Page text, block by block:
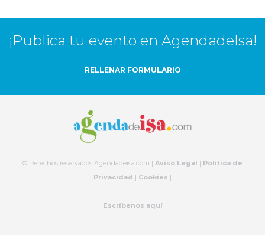
¡Publica tu evento en AgendadeIsa!
RELLENAR FORMULARIO
© Derechos reservados Agendadeisa.com | Aviso Legal | Política de
Privacidad | Cookies |
Escríbenos aquí